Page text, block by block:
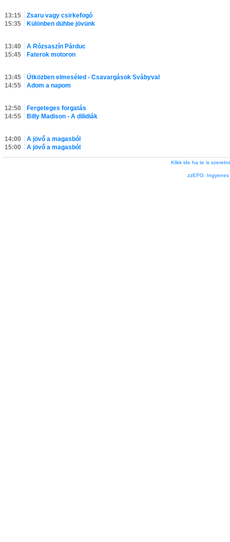
13:15
Zsaru vagy csirkefogó
15:35
Különben dühbe jövünk
13:40
A Rózsaszín Párduc
15:45
Faterok motoron
13:45
Útközben elmeséled - Csavargások Svábyval
14:55
Adom a napom
12:50
Fergeteges forgatás
14:55
Billy Madison - A dilidiák
14:00
A jövő a magasból
15:00
A jövő a magasból
Klikk ide ha te is
zzEPG: